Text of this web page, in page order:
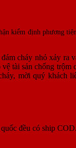
kiểm định phương
cháy nhỏ xảy ra
tài sản chống trộm
mời quý khách
đều có ship COD.